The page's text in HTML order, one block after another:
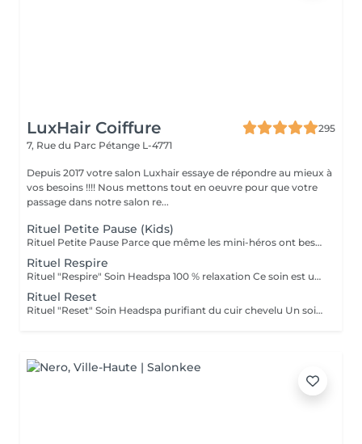
LuxHair Coiffure
295
7, Rue du Parc Pétange L-4771
Depuis 2017 votre salon Luxhair essaye de répondre au mieux à
vos besoins !!!! Nous mettons tout en oeuvre pour que votre
passage dans notre salon re...
Rituel Petite Pause (Kids)
Rituel Petite Pause Parce que même les mini-héros ont besoin de souffler ! Un moment tout doux pour que les enfants apprennent à se poser, se détendre et dire bye-bye au stress (même petit !). Avec un massage câlin du cuir chevelu, des papouilles légères et un soin tout frais pour des cheveux qui sentent bon la liberté. Un soin rigolo et relax, parfait pour que les petits se sentent comme des champions du chill ! Bienfaits : détente garantie, cuir chevelu tout propre, et surtout, plein de sourires ! Durée : 45 min Séchage naturel offert en fin de soin.
Rituel Respire
Rituel "Respire" Soin Headspa 100 % relaxation Ce soin est une invitation à lâcher prise. À travers un massage crânien lent, fluide et profond, les tensions accumulées s'évanouissent, les pensées s'apaisent, le corps se relâche. La gestuelle est inspirée des techniques japonaises de relaxation, pour favoriser la circulation et éveiller une sensation de calme intérieur immédiat. Bienfaits : apaisement du système nerveux, relâchement musculaire, sensation de légèreté mentale. 1h15 brushing ou séchage naturel offert en fin de soin.
Rituel Reset
Rituel "Reset" Soin Headspa purifiant du cuir chevelu Un soin pensé comme un redémarrage. Grâce à une gestuelle précise et des produits détoxifiants, ce rituel libère le cuir chevelu des toxines, impuretés et excès de sébum. Il relance la microcirculation, apporte une vraie sensation de fraîcheur et rééquilibre le terrain capillaire. Idéal pour retrouver un cuir chevelu sain et réactiver la vitalité naturelle des cheveux. Bienfaits : nettoyage profond, sensation de légèreté, meilleure oxygénation, base saine pour la repousse. 1h30 Diagnostic personnalisé + brushing ou séchage naturel inclus.